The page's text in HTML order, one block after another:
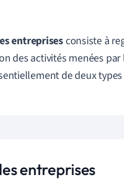
entreprisesconsiste à
des activités menées
de deux
entreprises